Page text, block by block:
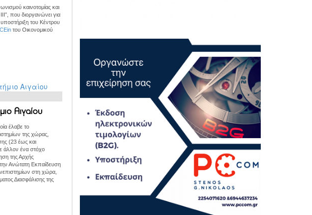
καινοτομίας και
που διοργανώνει για
του Κέντρου
του Οικονομικού
Αιγαίου
έλαβε το
της χώρας,
(23 έως και
άλλον ένα στόχο
της Αρχής
Ανώτατη Εκπαίδευση
στη χώρα,
Διασφάλισης της